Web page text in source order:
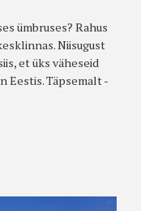
ümbruses? Rahus
Niisugust
et üks väheseid
Eestis. Täpsemalt -